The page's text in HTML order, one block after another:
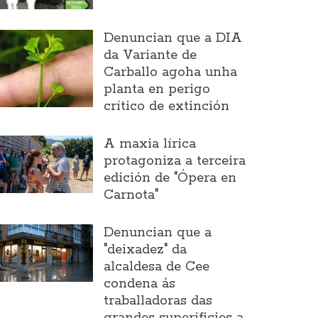
Denuncian que a DIA
da Variante de
Carballo agoha unha
planta en perigo
crítico de extinción
A maxia lírica
protagoniza a terceira
edición de "Ópera en
Carnota"
Denuncian que a
"deixadez" da
alcaldesa de Cee
condena ás
traballadoras das